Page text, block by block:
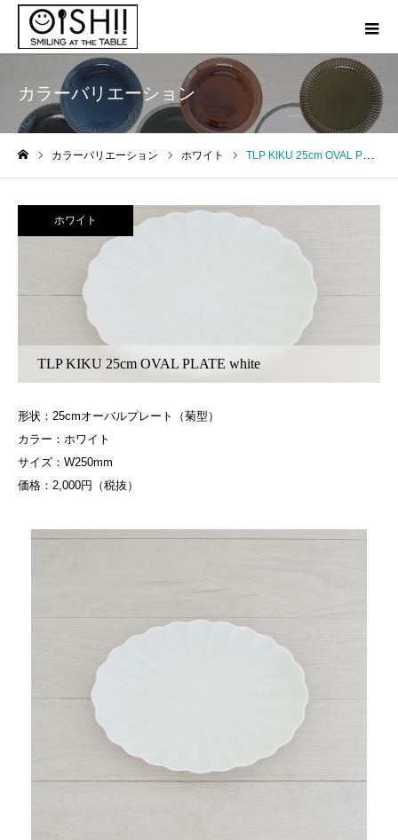
カラーバリエーション
カラーバリエーション ホワイト TLP KIKU 25cm OVAL PLATE white
ホワイト
TLP KIKU 25cm OVAL PLATE white
形状：25cmオーバルプレート（菊型）
カラー：ホワイト
サイズ：W250mm
価格：2,000円（税抜）